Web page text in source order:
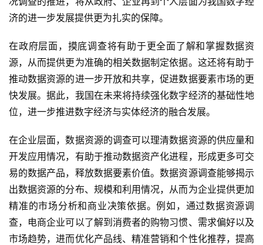
济的进一步发展提供更为扎实的保障。
在政府层面，摸底调查将有助于更全面了解和掌握数据资
源，从而提供更为准确的相关数据制定依据。这还将有助于
推动数据资源的进一步开放和共享，促进数据要素市场的更
快发展。据此，我国在未来将持续强化数字经济的基础性地
位，进一步推进数字经济与实体经济的融合发展。
在企业层面，数据资源的调查可以理清数据资源的供应量和
开发应用情况，有助于推动数据资产化进程，形成更多可交
易的数据产品，释放数据要素价值。数据资源调查能够揭示
出数据资源的分布、规模和利用情况，从而为企业提供更加
精准的市场分析和商业决策依据。例如，通过数据资源调
查，电商企业可以了解到消费者的购物习惯、需求偏好以及
市场趋势，进而优化产品线、精准营销和个性化推荐，提高